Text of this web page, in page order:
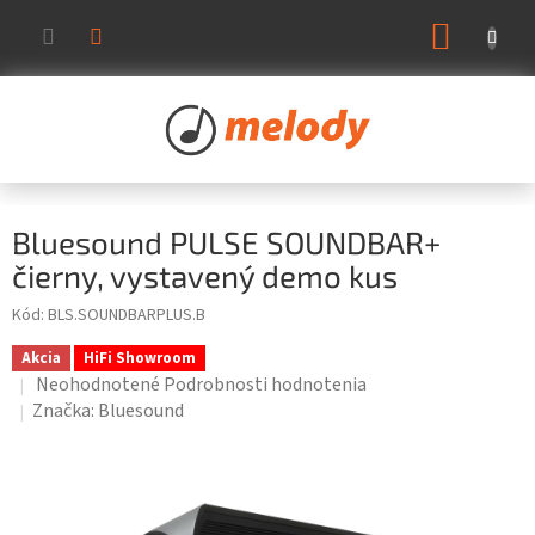
obsah
Bluesound PULSE SOUNDBAR+
čierny, vystavený demo kus
Kód: BLS.SOUNDBARPLUS.B
Akcia HiFi Showroom
Priemerné
hodnotenie
Neohodnotené Podrobnosti hodnotenia
Značka: Bluesound